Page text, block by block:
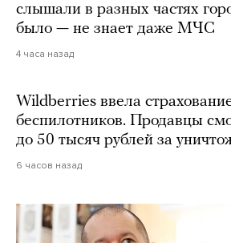
слышали в разных частях
было — не знает даже МЧС
4 часа назад
Wildberries ввела
беспилотников. Продавцы
до 50 тысяч рублей за
6 часов назад